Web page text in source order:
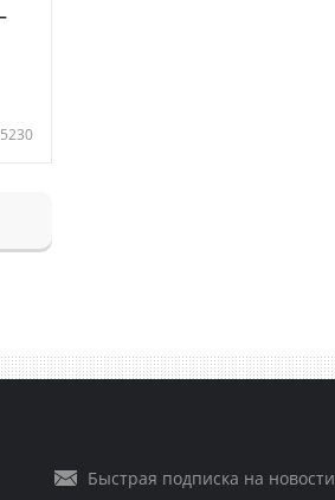
5230
Быстрая подписка на новости